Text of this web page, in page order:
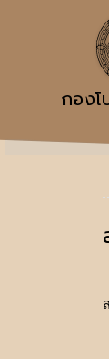
กองโ